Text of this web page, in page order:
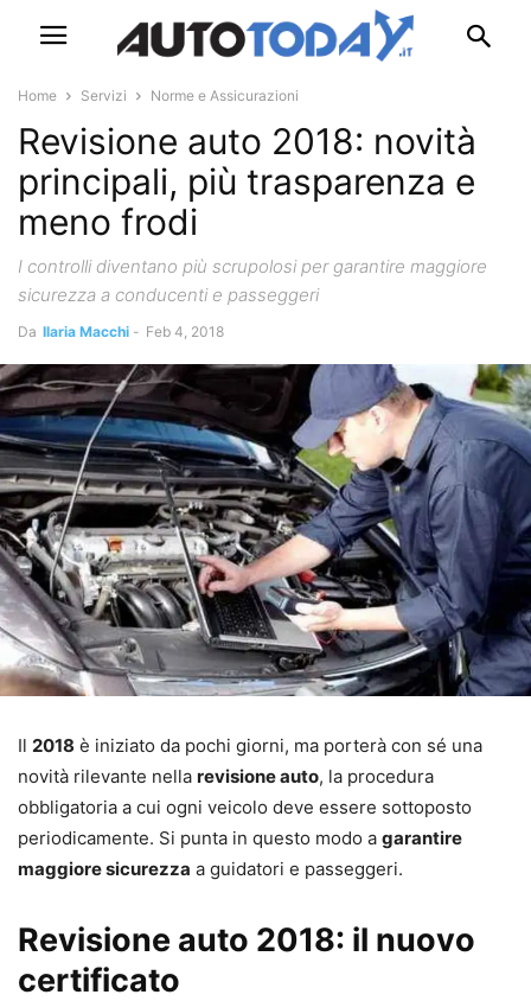
Home Servizi Norme e Assicurazioni
Revisione auto 2018: novità
principali, più trasparenza e
meno frodi
I controlli diventano più scrupolosi per garantire maggiore
sicurezza a conducenti e passeggeri
Da Ilaria Macchi - Feb 4, 2018
Il 2018 è iniziato da pochi giorni, ma porterà con sé una
novità rilevante nella revisione auto, la procedura
obbligatoria a cui ogni veicolo deve essere sottoposto
periodicamente. Si punta in questo modo a garantire
maggiore sicurezza a guidatori e passeggeri.
Revisione auto 2018: il nuovo
certificato